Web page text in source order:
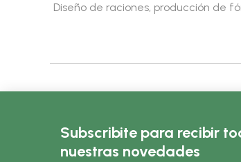
Diseño de raciones, producción de
Subscribite para recibir
nuestras novedades